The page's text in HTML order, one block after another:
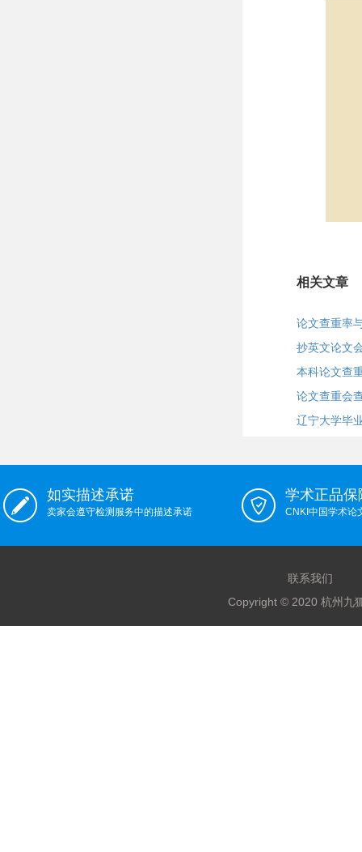
相关文章
论文查重率
抄英文论文
本科论文查
论文查重会
辽宁大学毕
如实描述承诺
卖家会遵守检测服务中的描述承诺
学术正品保
CNKI中国学术论
联系我们
Copyright © 2020 杭州九